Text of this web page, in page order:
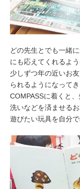
どの先生とでも一緒
にも応えてくれるよう
少しずつ年の近いお
られるようになってき
COMPASSに着くと
洗いなどを済ませるお
遊びたい玩具を自分